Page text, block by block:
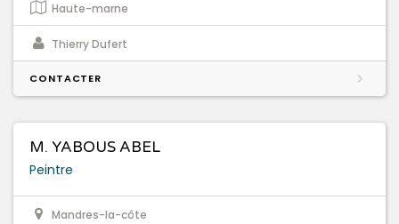
Haute-marne
Thierry Dufert
CONTACTER
M. YABOUS ABEL
Peintre
Mandres-la-côte